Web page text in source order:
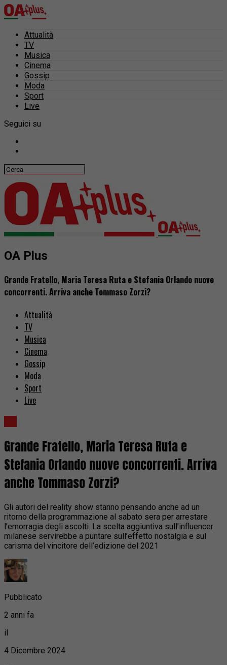
Attualità
TV
Musica
Cinema
Gossip
Moda
Sport
Live
Seguici su
OA Plus
Grande Fratello, Maria Teresa Ruta e Stefania Orlando nuove
concorrenti. Arriva anche Tommaso Zorzi?
Attualità
TV
Musica
Cinema
Gossip
Moda
Sport
Live
Grande Fratello, Maria Teresa Ruta e
Stefania Orlando nuove concorrenti. Arriva
anche Tommaso Zorzi?
Gli autori del reality show stanno pensando anche ad un
ritorno della programmazione al sabato sera per arrestare
l’emorragia degli ascolti. La scelta aggiuntiva sull’influencer
milanese servirebbe a puntare sull’effetto nostalgia e sul
carisma del vincitore dell’edizione del 2021
Pubblicato
2 anni fa
il
4 Dicembre 2024